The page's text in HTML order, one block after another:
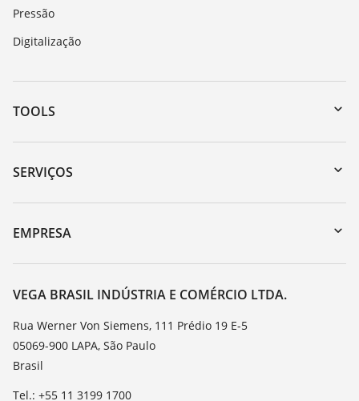
Pressão
Digitalização
TOOLS
Downloads
Busca por número de série
DTM Collection/PACTware
SERVIÇOS
Retorno do dispositivo
Suporte
Constantes dielétricas
EMPRESA
Sobre a VEGA
Contato
Noticias
Imprensa
Blog
VEGA BRASIL INDÚSTRIA E COMÉRCIO LTDA.
Rua Werner Von Siemens, 111 Prédio 19 E-5
05069-900 LAPA, São Paulo
Brasil
Tel.: +55 11 3199 1700